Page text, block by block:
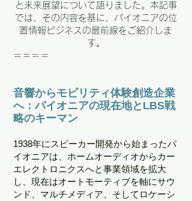
と未来展望について語りました。本記事
では、その内容を基に、パイオニアの位
置情報ビジネスの最前線をご紹介しま
す。
＝＝＝＝
音響からモビリティ体験創造企業
へ：パイオニアの現在地とLBS戦
略のキーマン
1938年にスピーカー開発から始まったパ
イオニアは、ホームオーディオからカー
エレクトロニクスへと事業領域を拡大
し、現在はオートモーティブを軸にサウ
ンド、マルチメディア、そしてロケーシ